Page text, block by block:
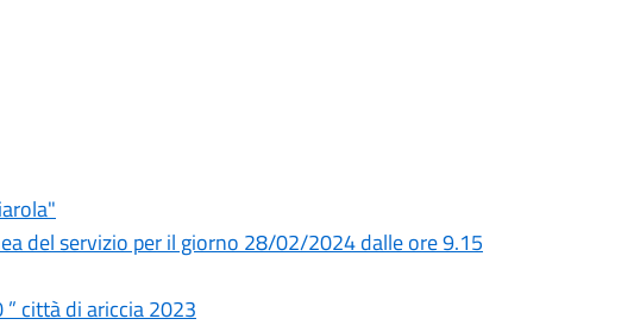
del servizio per il giorno 28/02/2024 dalle ore 9.15
città di ariccia 2023